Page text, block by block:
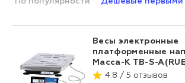
Весы электронные
платформенные
Масса-К ТВ-S-
4.8 / 5 отзывов